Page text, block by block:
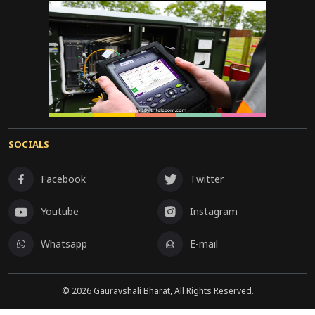
SOCIALS
Facebook Twitter
Youtube Instagram
Whatsapp E-mail
© 2026Gauravshali Bharat, All Rights Reserved.